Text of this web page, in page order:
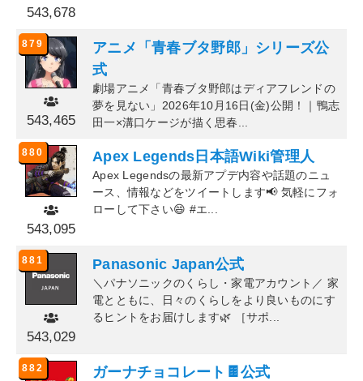
543,678
879
543,465
アニメ「青春ブタ野郎」シリーズ公
式
劇場アニメ「青春ブタ野郎はディアフレンドの
夢を見ない」2026年10月16日(金)公開！｜鴨志
田一×溝口ケージが描く思春...
880
543,095
Apex Legends日本語Wiki管理人
Apex Legendsの最新アプデ内容や話題のニュ
ース、情報などをツイートします📢 気軽にフォ
ローして下さい😄 #エ...
881
543,029
Panasonic Japan公式
＼パナソニックのくらし・家電アカウント／ 家
電とともに、日々のくらしをより良いものにす
るヒントをお届けします🌿 ［サポ...
882 ガーナチョコレート🍫公式